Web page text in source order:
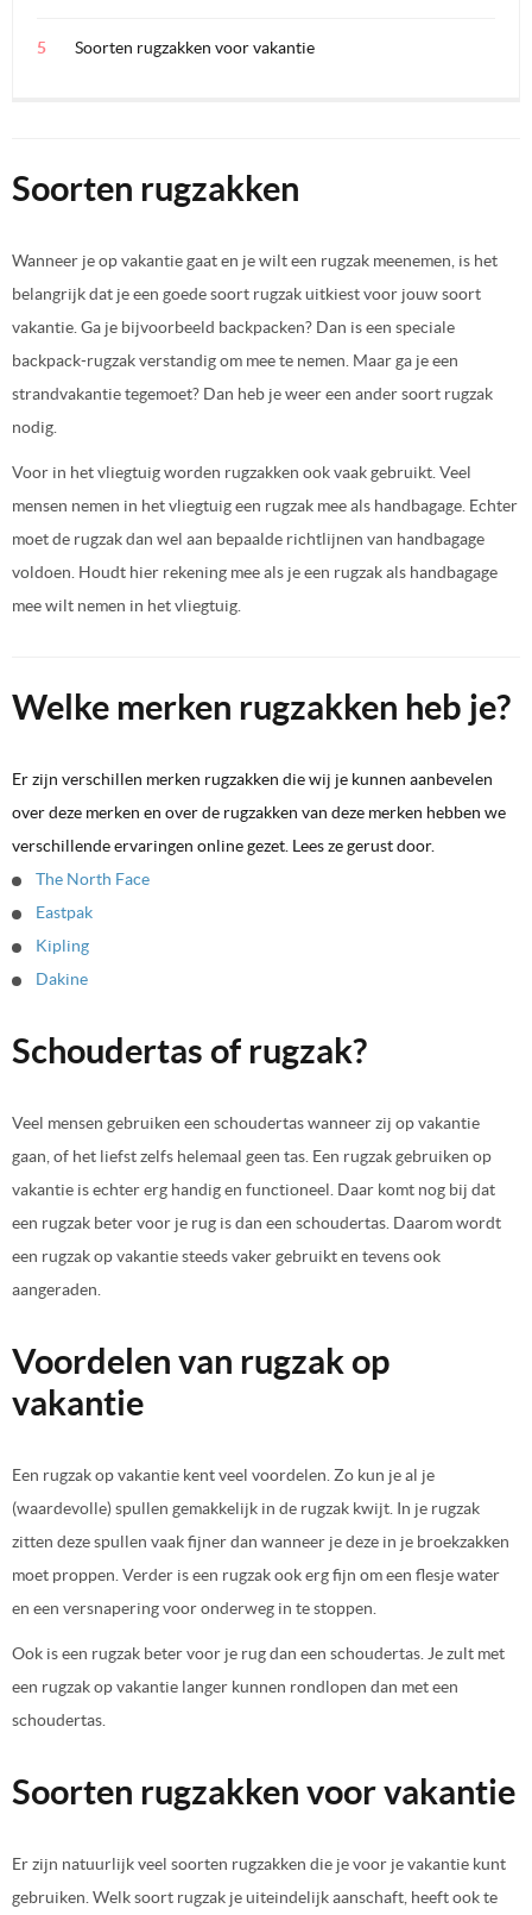
Soorten rugzakken voor vakantie
Soorten rugzakken
Wanneer je op vakantie gaat en je wilt een rugzak meenemen, is het
belangrijk dat je een goede soort rugzak uitkiest voor jouw soort
vakantie. Ga je bijvoorbeeld backpacken? Dan is een speciale
backpack-rugzak verstandig om mee te nemen. Maar ga je een
strandvakantie tegemoet? Dan heb je weer een ander soort rugzak
nodig.
Voor in het vliegtuig worden rugzakken ook vaak gebruikt. Veel
mensen nemen in het vliegtuig een rugzak mee als handbagage. Echter
moet de rugzak dan wel aan bepaalde richtlijnen van handbagage
voldoen. Houdt hier rekening mee als je een rugzak als handbagage
mee wilt nemen in het vliegtuig.
Welke merken rugzakken heb je?
Er zijn verschillen merken rugzakken die wij je kunnen aanbevelen
over deze merken en over de rugzakken van deze merken hebben we
verschillende ervaringen online gezet. Lees ze gerust door.
The North Face
Eastpak
Kipling
Dakine
Schoudertas of rugzak?
Veel mensen gebruiken een schoudertas wanneer zij op vakantie
gaan, of het liefst zelfs helemaal geen tas. Een rugzak gebruiken op
vakantie is echter erg handig en functioneel. Daar komt nog bij dat
een rugzak beter voor je rug is dan een schoudertas. Daarom wordt
een rugzak op vakantie steeds vaker gebruikt en tevens ook
aangeraden.
Voordelen van rugzak op
vakantie
Een rugzak op vakantie kent veel voordelen. Zo kun je al je
(waardevolle) spullen gemakkelijk in de rugzak kwijt. In je rugzak
zitten deze spullen vaak fijner dan wanneer je deze in je broekzakken
moet proppen. Verder is een rugzak ook erg fijn om een flesje water
en een versnapering voor onderweg in te stoppen.
Ook is een rugzak beter voor je rug dan een schoudertas. Je zult met
een rugzak op vakantie langer kunnen rondlopen dan met een
schoudertas.
Soorten rugzakken voor vakantie
Er zijn natuurlijk veel soorten rugzakken die je voor je vakantie kunt
gebruiken. Welk soort rugzak je uiteindelijk aanschaft, heeft ook te